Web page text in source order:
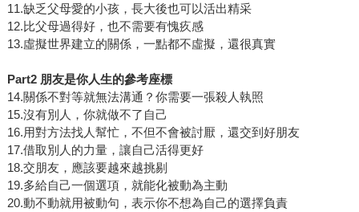
11.缺乏父母愛的小孩，長大後也可以活出精采
12.比父母過得好，也不需要有愧疚感
13.虛擬世界建立的關係，一點都不虛擬，還很真實
Part2 朋友是你人生的參考座標
14.關係不對等就無法溝通？你需要一張殺人執照
15.沒有別人，你就做不了自己
16.用對方法找人幫忙，不但不會被討厭，還交到好朋友
17.借取別人的力量，讓自己活得更好
18.交朋友，應該要越來越挑剔
19.多給自己一個選項，就能化被動為主動
20.動不動就用被動句，表示你不想為自己的選擇負責